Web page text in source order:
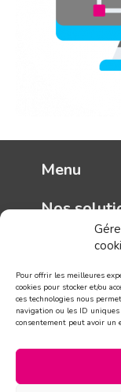
Pour offrir les meilleures
cookies pour stocker et/ou
ces technologies nous
navigation ou les ID
consentement peut avoir un
Menu
Nos
Mungo